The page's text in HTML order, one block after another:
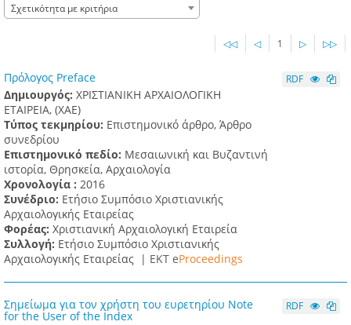
Σχετικότητα με κριτήρια
◁◁ ◁ 1 ▷ ▷▷
Πρόλογος Preface
Δημιουργός: ΧΡΙΣΤΙΑΝΙΚΗ ΑΡΧΑΙΟΛΟΓΙΚΗ
ΕΤΑΙΡΕΙΑ, (XAE)
Τύπος τεκμηρίου: Επιστημονικό άρθρο, Άρθρο
συνεδρίου
Επιστημονικό πεδίο: Μεσαιωνική και Βυζαντινή
ιστορία, Θρησκεία, Αρχαιολογία
Χρονολογία : 2016
Συνέδριο: Ετήσιο Συμπόσιο Χριστιανικής
Αρχαιολογικής Εταιρείας
Φορέας: Χριστιανική Αρχαιολογική Εταιρεία
Συλλογή: Ετήσιο Συμπόσιο Χριστιανικής
Αρχαιολογικής Εταιρείας | ΕΚΤ eProceedings
RDF
Σημείωμα για τον χρήστη του ευρετηρίου Note
for the User of the Index
RDF